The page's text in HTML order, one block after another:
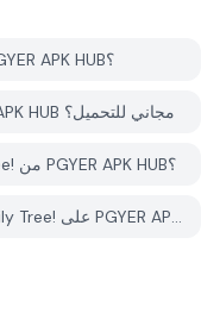
كيف يمكنني تحميل Family Tree! من PGYER APK HUB؟
هل التطبيق Family Tree! على PGYER APK HUB مجاني للتحميل؟
هل أحتاج إلى حساب لتحميل Family Tree! من PGYER APK HUB؟
كيف يمكنني الإبلاغ عن مشكلة في Family Tree! على PGYER APK HUB؟